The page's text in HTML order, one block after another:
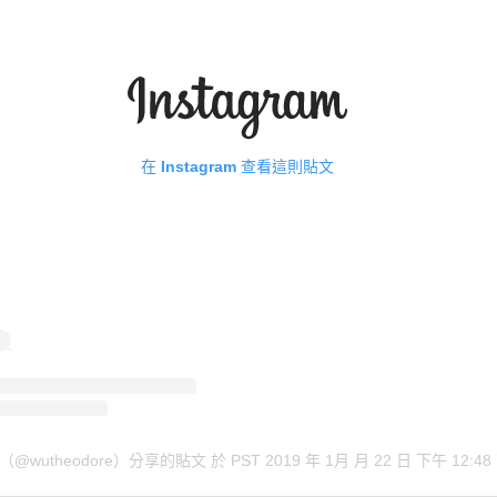
在 Instagram 查看這則貼文
@wutheodore）分享的貼文 於 PST 2019 年 1月 月 22 日 下午 12:48